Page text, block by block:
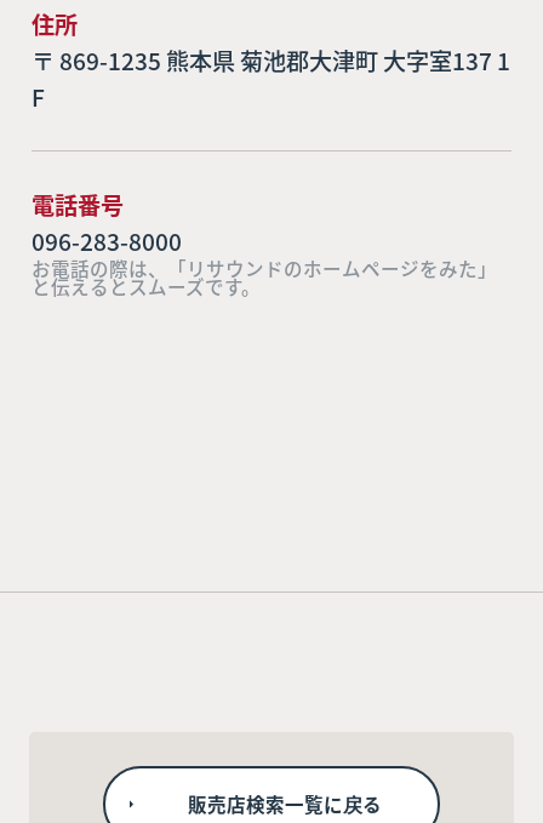
住所
〒 869-1235 熊本県 菊池郡大津町 大字室137 1
F
電話番号
096-283-8000
お電話の際は、「リサウンドのホームページをみた」
と伝えるとスムーズです。
販売店検索一覧に戻る